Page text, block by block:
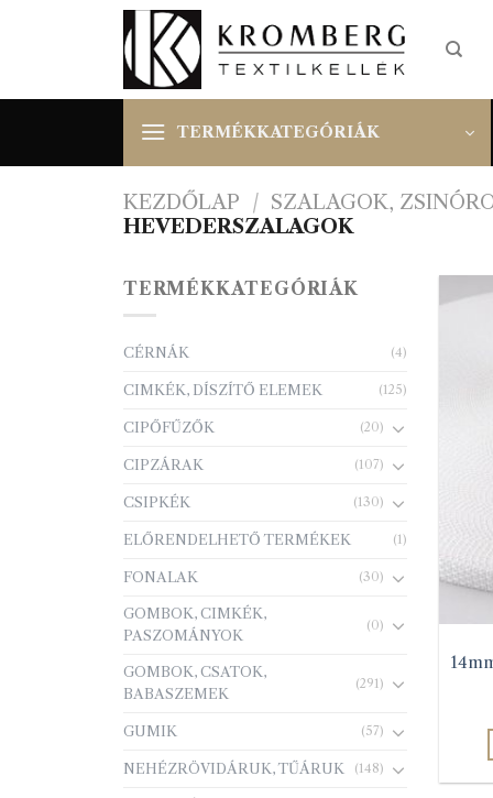
TERMÉKKATEGÓRIÁK
KEZDŐLAP / SZALAGOK,
HEVEDERSZALAGOK
TERMÉKKATEGÓRIÁK
CÉRNÁK (4)
CIMKÉK, DÍSZÍTŐ ELEMEK (125)
CIPŐFŰZŐK (20)
CIPZÁRAK (107)
CSIPKÉK (130)
ELŐRENDELHETŐ TERMÉKEK (1)
FONALAK (30)
GOMBOK, CIMKÉK,
PASZOMÁNYOK
(0)
GOMBOK, CSATOK,
BABASZEMEK
(291)
GUMIK (57)
NEHÉZRÖVIDÁRUK, TŰÁRUK (148)